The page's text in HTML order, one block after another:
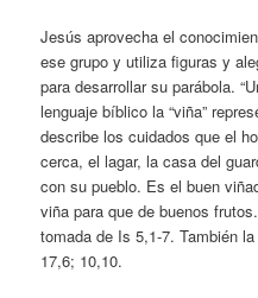
Jesús aprovecha el
ese grupo y utiliza figuras y
para desarrollar su parábola.
lenguaje bíblico la “viña”
describe los cuidados que el
cerca, el lagar, la casa del
con su pueblo. Es el buen
viña para que de buenos
tomada de Is 5,1-7. También
17,6; 10,10.